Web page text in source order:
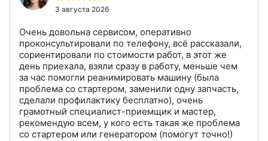
3 августа 2026
Очень довольна сервисом, оперативно
проконсультировали по телефону, всё рассказали,
сориентировали по стоимости работ, в этот же
день приехала, взяли сразу в работу, меньше чем
за час помогли реанимировать машину (была
проблема со стартером, заменили одну запчасть,
сделали профилактику бесплатно), очень
грамотный специалист-приемщик и мастер,
рекомендую всем, у кого есть такая же проблема
со стартером или генератором (помогут точно!)